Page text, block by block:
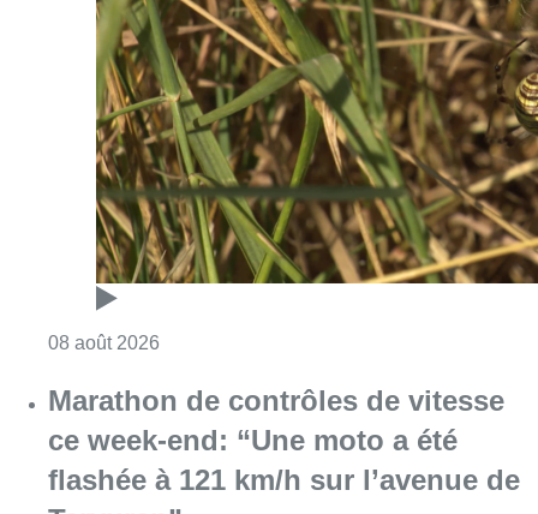
08 août 2026
Marathon de contrôles de vitesse
ce week-end: “Une moto a été
flashée à 121 km/h sur l’avenue de